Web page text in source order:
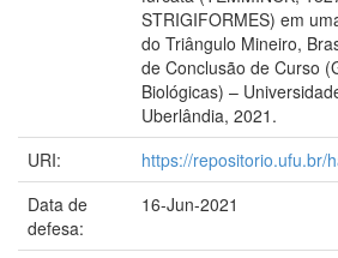
STRIGIFORMES) em
do Triângulo Mineiro,
de Conclusão de Curso
Biológicas) –
Uberlândia, 2021.
URI:
https://repositorio.ufu.br/
Data de
defesa:
16-Jun-2021